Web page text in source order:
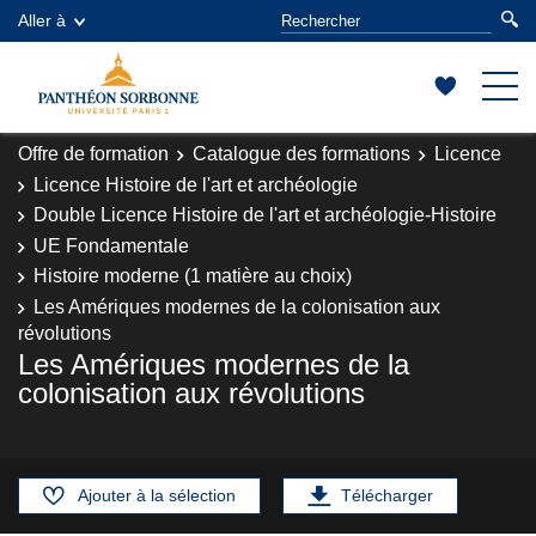
Aller à
Offre de formation Catalogue des formations
Licence
Licence Histoire de l'art et archéologie
Double Licence Histoire de l'art et archéologie-Histoire
UE Fondamentale
Histoire moderne (1 matière au choix)
Les Amériques modernes de la colonisation aux
révolutions
Les Amériques modernes de la
colonisation aux révolutions
Ajouter à la sélection Télécharger